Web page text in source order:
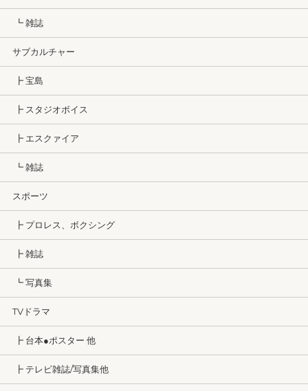
┗ 雑誌
サブカルチャー
┣ 宝島
┣ スタジオボイス
┣ エスクァイア
┗ 雑誌
スポーツ
┣ プロレス、ボクシング
┣ 雑誌
┗ 写真集
TVドラマ
┣ 台本●ポスター 他
┣ テレビ雑誌/写真集他